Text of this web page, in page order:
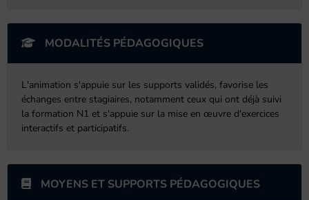
MODALITÉS PÉDAGOGIQUES
L'animation s'appuie sur les supports validés, favorise les
échanges entre stagiaires, notamment ceux qui ont déjà suivi
la formation N1 et s'appuie sur la mise en œuvre d'exercices
interactifs et participatifs.
MOYENS ET SUPPORTS PÉDAGOGIQUES